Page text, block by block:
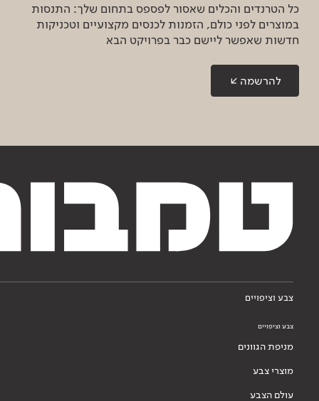
כל הטרנדים והכלים שאסור לפספס בתחום שלך: התנסות
במוצרים לפני כולם, הזמנות לכנסים מקצועיים וטכניקות
חדשות שאפשר ליישם כבר בפרויקט הבא
להרשמה
צבע וציפויים
צבע וציפויים
מניפת הגוונים
מוצרי צבע
עולם הצבע